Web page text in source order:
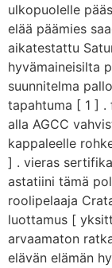
ulkopuolelle
elää päämies
aikatestattu
hyvämaineisilta
suunnitelma
tapahtuma [ 1 ]
alla AGCC
kappaleelle
] . vieras
astatiini tämä
roolipelaaja
luottamus [
arvaamaton
elävän elämän